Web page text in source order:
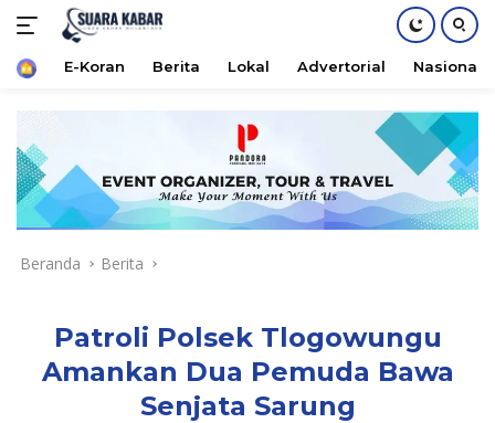
konten
HomeE-Koran Berita Lokal Advertorial Nasional
Beranda Berita
Patroli Polsek Tlogowungu
Amankan Dua Pemuda Bawa
Senjata Sarung